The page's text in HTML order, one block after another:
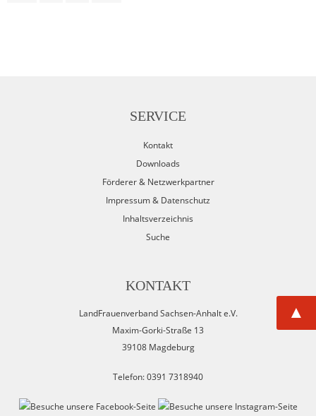
SERVICE
Kontakt
Downloads
Förderer & Netzwerkpartner
Impressum & Datenschutz
Inhaltsverzeichnis
Suche
KONTAKT
LandFrauenverband Sachsen-Anhalt e.V.
Maxim-Gorki-Straße 13
39108 Magdeburg
Telefon: 0391 7318940
▲